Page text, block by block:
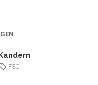
F3C